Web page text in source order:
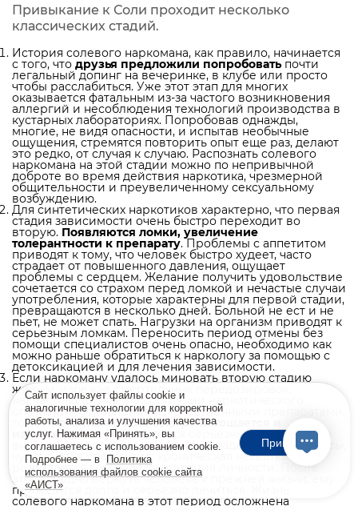
Привыкание к Соли проходит несколько
классических стадий.
История солевого наркомана, как правило, начинается
с того, что друзья предложили попробовать почти
легальный допинг на вечеринке, в клубе или просто
чтобы расслабиться. Уже этот этап для многих
оказывается фатальным из-за частого возникновения
аллергий и несоблюдения технологий производства в
кустарных лабораториях. Попробовав однажды,
многие, не видя опасности, и испытав необычные
ощущения, стремятся повторить опыт еще раз, делают
это редко, от случая к случаю. Распознать солевого
наркомана на этой стадии можно по непривычной
доброте во время действия наркотика, чрезмерной
общительности и преувеличенному сексуальному
возбуждению.
Для синтетических наркотиков характерно, что первая
стадия зависимости очень быстро переходит во
вторую. Появляются ломки, увеличение
толерантности к препарату. Проблемы с аппетитом
приводят к тому, что человек быстро худеет, часто
страдает от повышенного давления, ощущает
проблемы с сердцем. Желание получить удовольствие
сочетается со страхом перед ломкой и нечастые случаи
употребления, которые характерны для первой стадии,
превращаются в несколько дней. Больной не ест и не
пьет, не может спать. Нагрузки на организм приводят к
серьезным ломкам. Переносить период отмены без
помощи специалистов очень опасно, необходимо как
можно раньше обратиться к наркологу за помощью с
детоксикацией и для лечения зависимости.
Если наркоману удалось миновать вторую стадию
живым, избежав смертельных передозировок,
несчастных случаев в состоянии наркотического
опьянения, отравления некачественными препаратами,
то егоорганизм очень быстро истощается и
изнашивается. Проявляются серьезные заболевания
внутренних органов, начинают выпадать зубы и волосы,
чувствуется упадок сил, хроническая нехватка веса,
развивается глубокая деградация личности. После
этого трудно вернуть человека к прежней жизни, ему
приходится долго и серьезно лечиться. Жизнь
солевого наркомана в этот период осложнена
Сайт использует файлы cookie и
аналогичные технологии для корректной
работы, анализа и улучшения качества
услуг. Нажимая «Принять», вы
соглашаетесь с использованием cookie.
Подробнее — в
Политика
использования файлов cookie сайта
«АИСТ»
Принять